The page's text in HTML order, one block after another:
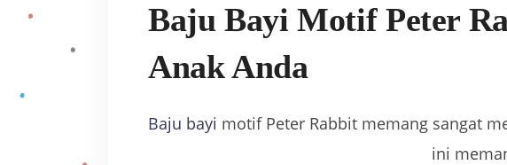
Baju Bayi Motif Peter
Anak Anda
Baju bayi motif Peter Rabbit memang sangat
ini